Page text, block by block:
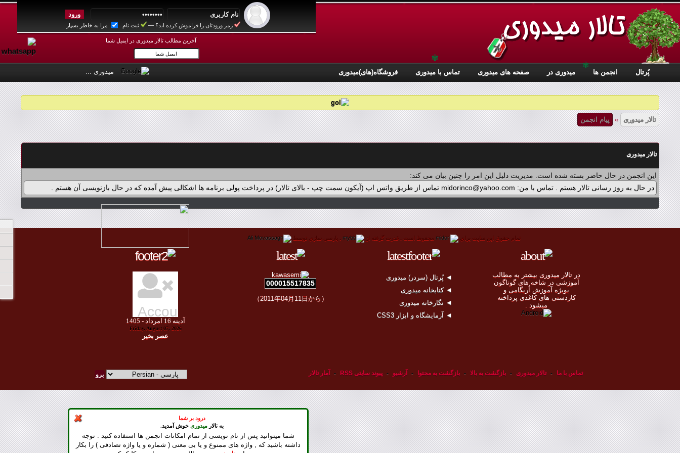
رمز ورودتان را فراموش کرده اید؟ — ثبت نام مرا به خاطر بسپار
درود بر شما
به تالار میدوریخوش آمدید.
شما میتوانید پس از نام نویسی از تمام امکانات انجمن ها استفاده کنید . توجه
داشته باشید که , واژه های ممنوع و یا بی معنی ( شماره و یا واژه تصادفی ) را بکار
آخرین مطالب تالار میدوری در ایمیل شما
پُرتال انجمن ها ميدوری در صفحه های میدوری تماس با میدوری فروشگاه(های)میدوری
تالار میدوری » پیام انجمن
تالار میدوری
این انجمن در حال حاضر بسته شده است. مدیریت دلیل این امر را چنین بیان می کند:
در حال به روز رسانی تالار هستم . تماس با من: midorinco@yahoo.com تماس از طریق واتس اپ (آیکون سمت چپ - بالای تالار) در پرداخت پولی برنامه ها اشکالی پیش آمده که در حال بازنویسی آن هستم .
تمام حقوق اين سايت برای محفوظ است . قدرت گرفته از پارسی سازی توسط
آدينه امرداد - 1405
Friday, August 07, 2026
عصر بخير
000015517835
（2011年04月11日から）
◄ پُرتال (سردر) میدوری
◄ کتابخانه میدوری
◄ نگارخانه میدوری
◄ آزمایشگاه و ابزار CSS3
در تالار میدوری بيشتر به مطالب
آموزشی در شاخه های گوناگون
بویژه آموزش اُريگامی و
کاردستی های کاغذی پرداخته
ميشود .
تماس با ما - تالار میدوری - بازگشت به بالا - بازگشت به محتوا - آرشیو - پیوند سایتی RSS - آمار تالار
✾ ✾